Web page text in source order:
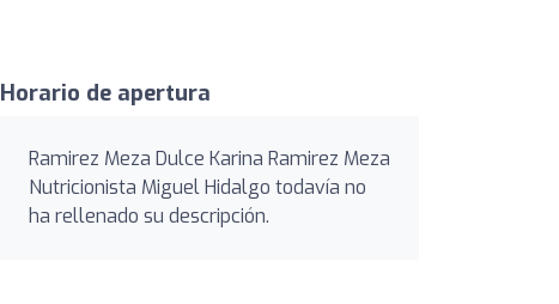
Horario de apertura
Ramirez Meza Dulce Karina Ramirez Meza
Nutricionista Miguel Hidalgo todavía no
ha rellenado su descripción.